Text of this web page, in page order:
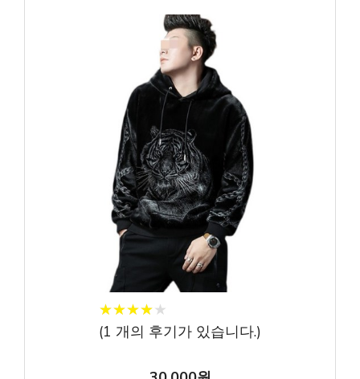
★★★★★
★★★★★
(1 개의 후기가 있습니다.)